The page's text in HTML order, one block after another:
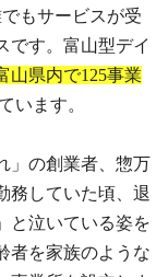
もサービスが受
です。富山型デイ
山県内で125事業
います。
」の創業者、惣万
務していた頃、退
と泣いている姿を
者を家族のような